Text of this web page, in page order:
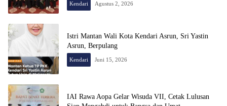
Kendari Agustus 2, 2026
Istri Mantan Wali Kota Kendari Asrun, Sri Yastin
Asrun, Berpulang
Kendari Juni 15, 2026
IAI Rawa Aopa Gelar Wisuda VII, Cetak Lulusan